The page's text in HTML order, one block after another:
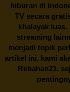
hiburan di
TV secara
khalayak
streaming
menjadi topik
artikel ini, kami
Rebahan21,